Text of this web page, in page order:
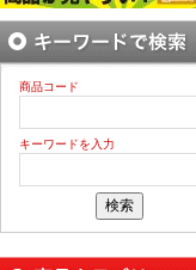
商品コード
キーワードを入力